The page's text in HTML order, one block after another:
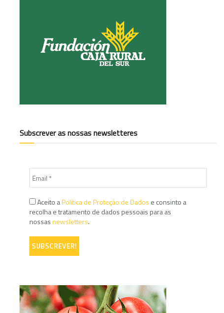
Subscrever as nossas newsletteres
Aceito aPolítica de Proteção de Dados e consinto a
recolha e tratamento de dados pessoais para as
nossasnewsletters.